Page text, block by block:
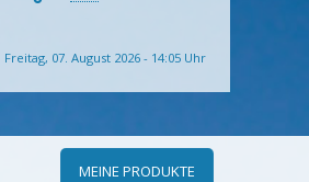
Freitag, 07. August 2026 - 14:05 Uhr
MEINE PRODUKTE